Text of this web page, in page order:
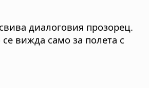
диалоговия прозорец.
се вижда само за полета с